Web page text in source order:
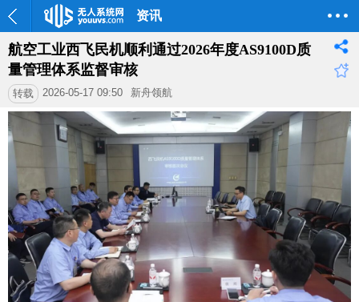
资讯
航空工业西飞民机顺利通过2026年度AS9100D质
量管理体系监督审核
转载 2026-05-17 09:50 新舟领航